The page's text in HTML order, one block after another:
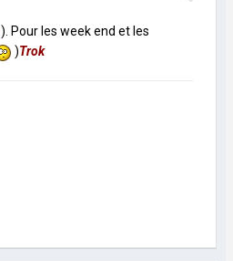
). Pour les week end et les
)Trok